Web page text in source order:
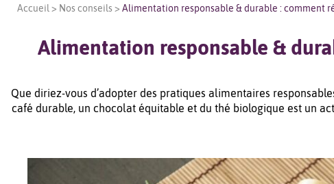
Accueil > Nos conseils> Alimentation responsable & durable : comment
Alimentation responsable &
Que diriez-vous d’adopter des pratiques alimentaires
café durable, un chocolat équitable et du thé biologique est un